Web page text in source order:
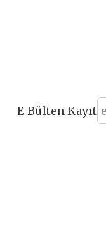
E-Bülten Kayıt